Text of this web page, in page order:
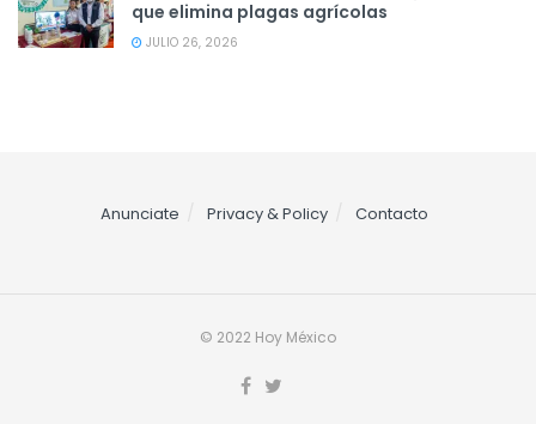
que elimina plagas agrícolas
JULIO 26, 2026
Anunciate Privacy & Policy Contacto
© 2022 Hoy México